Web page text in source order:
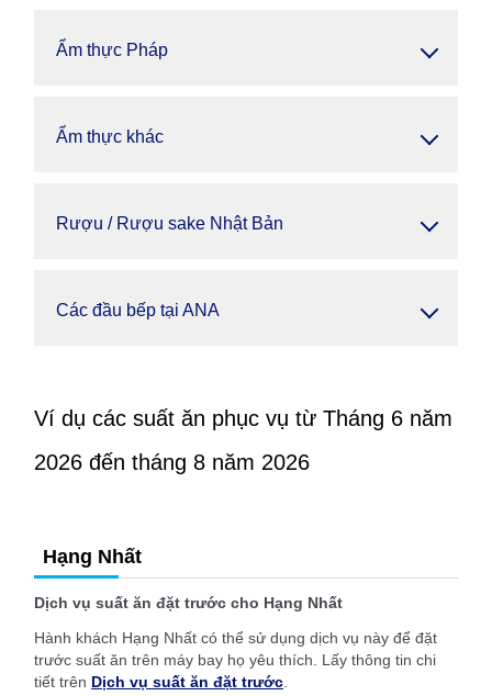
Ẩm thực Pháp
Ẩm thực khác
Rượu / Rượu sake Nhật Bản
Các đầu bếp tại ANA
Ví dụ các suất ăn phục vụ từ Tháng 6 năm
2026 đến tháng 8 năm 2026
Hạng Nhất
Dịch vụ suất ăn đặt trước cho Hạng Nhất
Hành khách Hạng Nhất có thể sử dụng dịch vụ này để đặt
trước suất ăn trên máy bay họ yêu thích. Lấy thông tin chi
tiết trên Dịch vụ suất ăn đặt trước